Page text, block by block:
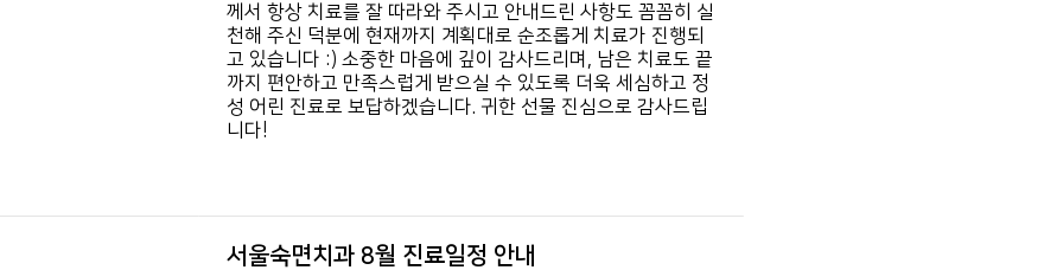
께서 항상 치료를 잘 따라와 주시고 안내드린 사항도 꼼꼼히 실
천해 주신 덕분에 현재까지 계획대로 순조롭게 치료가 진행되
고 있습니다 :) 소중한 마음에 깊이 감사드리며, 남은 치료도 끝
까지 편안하고 만족스럽게 받으실 수 있도록 더욱 세심하고 정
성 어린 진료로 보답하겠습니다. 귀한 선물 진심으로 감사드립
니다!
서울숙면치과 8월 진료일정 안내